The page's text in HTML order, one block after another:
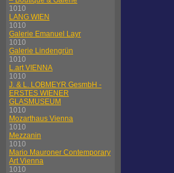
1010
LANG WIEN
1010
Galerie Emanuel Layr
1010
Galerie Lindengrün
1010
L.art VIENNA
1010
J. & L. LOBMEYR GesmbH -
ERSTES WIENER
GLASMUSEUM
1010
Mozarthaus Vienna
1010
Mezzanin
1010
Mario Mauroner Contemporary
Art Vienna
1010